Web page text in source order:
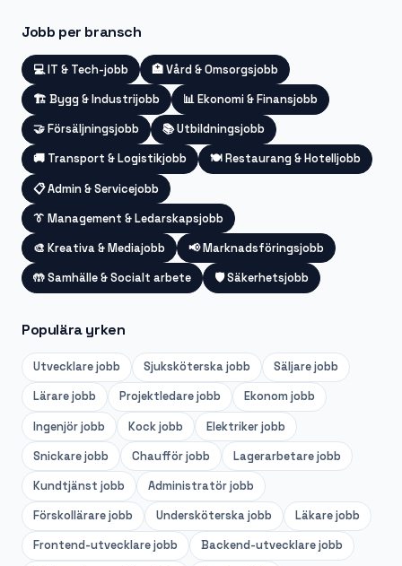
Jobb per bransch
💻IT & Tech-jobb 🏥Vård & Omsorgsjobb
🏗️ Bygg & Industrijobb 📊Ekonomi & Finansjobb
🤝Försäljningsjobb 📚Utbildningsjobb
🚚 Transport & Logistikjobb 🍽️Restaurang & Hotelljobb
📋Admin & Servicejobb
👔 Management & Ledarskapsjobb
🎨 Kreativa & Mediajobb 📢Marknadsföringsjobb
🤲Samhälle & Socialt arbete 🛡️Säkerhetsjobb
Populära yrken
Utvecklarejobb Sjuksköterskajobb Säljarejobb
Lärarejobb Projektledarejobb Ekonom jobb
Ingenjörjobb Kockjobb Elektrikerjobb
Snickarejobb Chaufförjobb Lagerarbetarejobb
Kundtjänst jobb Administratörjobb
Förskollärarejobb Undersköterskajobb Läkarejobb
Frontend-utvecklarejobb Backend-utvecklarejobb